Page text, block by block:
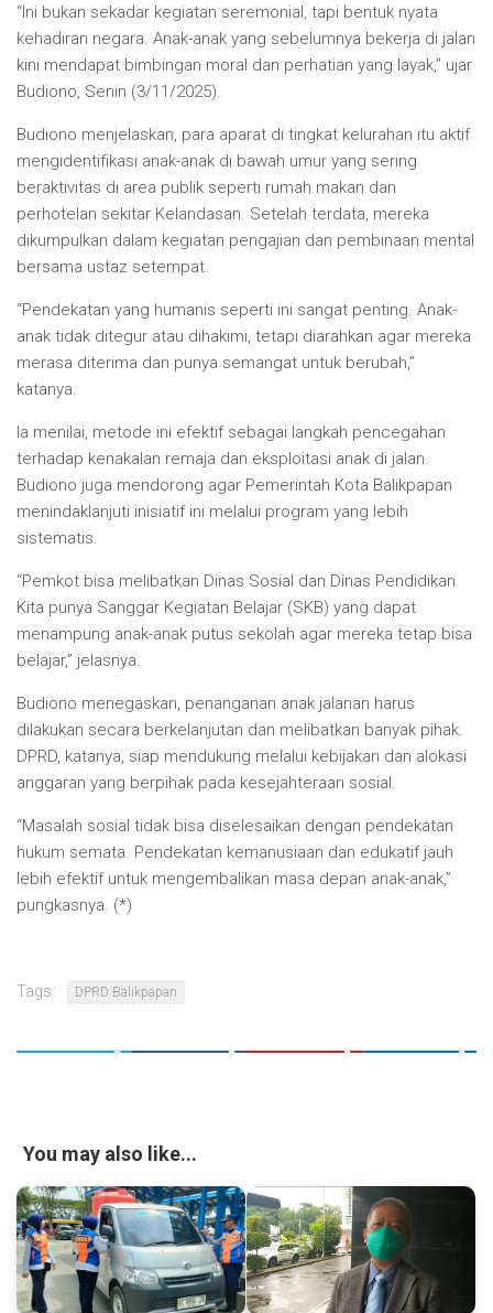
“Ini bukan sekadar kegiatan seremonial, tapi bentuk nyata
kehadiran negara. Anak-anak yang sebelumnya bekerja di jalan
kini mendapat bimbingan moral dan perhatian yang layak,” ujar
Budiono, Senin (3/11/2025).
Budiono menjelaskan, para aparat di tingkat kelurahan itu aktif
mengidentifikasi anak-anak di bawah umur yang sering
beraktivitas di area publik seperti rumah makan dan
perhotelan sekitar Kelandasan. Setelah terdata, mereka
dikumpulkan dalam kegiatan pengajian dan pembinaan mental
bersama ustaz setempat.
“Pendekatan yang humanis seperti ini sangat penting. Anak-
anak tidak ditegur atau dihakimi, tetapi diarahkan agar mereka
merasa diterima dan punya semangat untuk berubah,”
katanya.
Ia menilai, metode ini efektif sebagai langkah pencegahan
terhadap kenakalan remaja dan eksploitasi anak di jalan.
Budiono juga mendorong agar Pemerintah Kota Balikpapan
menindaklanjuti inisiatif ini melalui program yang lebih
sistematis.
“Pemkot bisa melibatkan Dinas Sosial dan Dinas Pendidikan.
Kita punya Sanggar Kegiatan Belajar (SKB) yang dapat
menampung anak-anak putus sekolah agar mereka tetap bisa
belajar,” jelasnya.
Budiono menegaskan, penanganan anak jalanan harus
dilakukan secara berkelanjutan dan melibatkan banyak pihak.
DPRD, katanya, siap mendukung melalui kebijakan dan alokasi
anggaran yang berpihak pada kesejahteraan sosial.
“Masalah sosial tidak bisa diselesaikan dengan pendekatan
hukum semata. Pendekatan kemanusiaan dan edukatif jauh
lebih efektif untuk mengembalikan masa depan anak-anak,”
pungkasnya. (*)
Tags: DPRD Balikpapan
You may also like...